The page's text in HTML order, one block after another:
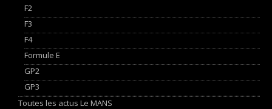
F2
F3
F4
Formule E
GP2
GP3
Toutes les actus Le MANS